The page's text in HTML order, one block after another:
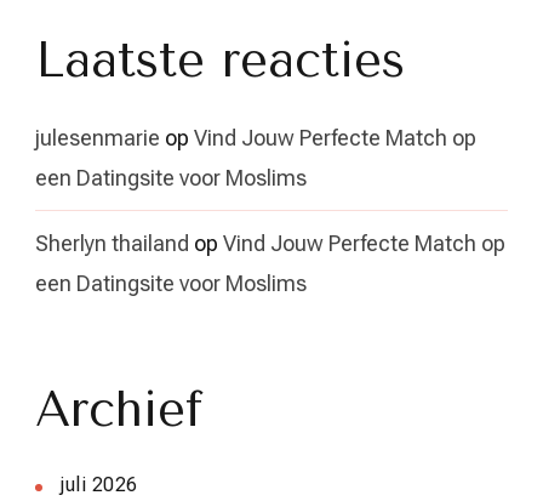
Laatste reacties
julesenmarie op Vind Jouw Perfecte Match op
een Datingsite voor Moslims
Sherlyn thailand op Vind Jouw Perfecte Match op
een Datingsite voor Moslims
Archief
juli 2026